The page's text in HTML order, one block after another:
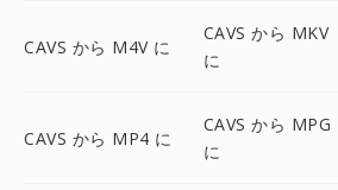
CAVS から M4V に
CAVS から MKV
に
CAVS から MP4 に
CAVS から MPG
に